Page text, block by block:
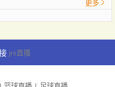
更多
jrs直播